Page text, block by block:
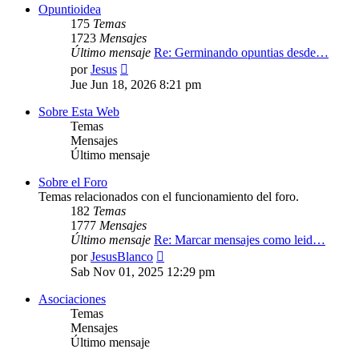
Opuntioidea
175 Temas
1723 Mensajes
Último mensaje Re: Germinando opuntias desde…
porJesus
último
Jue Jun 18, 2026 8:21 pm
Sobre Esta Web
Temas
Mensajes
Último mensaje
Sobre el Foro
Temas relacionados con el funcionamiento del foro.
182 Temas
1777 Mensajes
Último mensaje Re: Marcar mensajes como leid…
porJesusBlanco
último
mensaje
Sab Nov 01, 2025 12:29 pm
Asociaciones
Temas
Mensajes
Último mensaje